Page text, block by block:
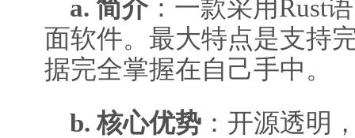
a. 简介：一款采用Rust
面软件。最大特点是支持
据完全掌握在自己手中。
b. 核心优势 ：开源透明